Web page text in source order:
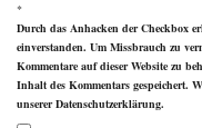
*
Durch das Anhacken der Checkbox
einverstanden. Um Missbrauch zu
Kommentare auf dieser Website zu
Inhalt des Kommentars gespeichert.
unsererDatenschutzerklärung.